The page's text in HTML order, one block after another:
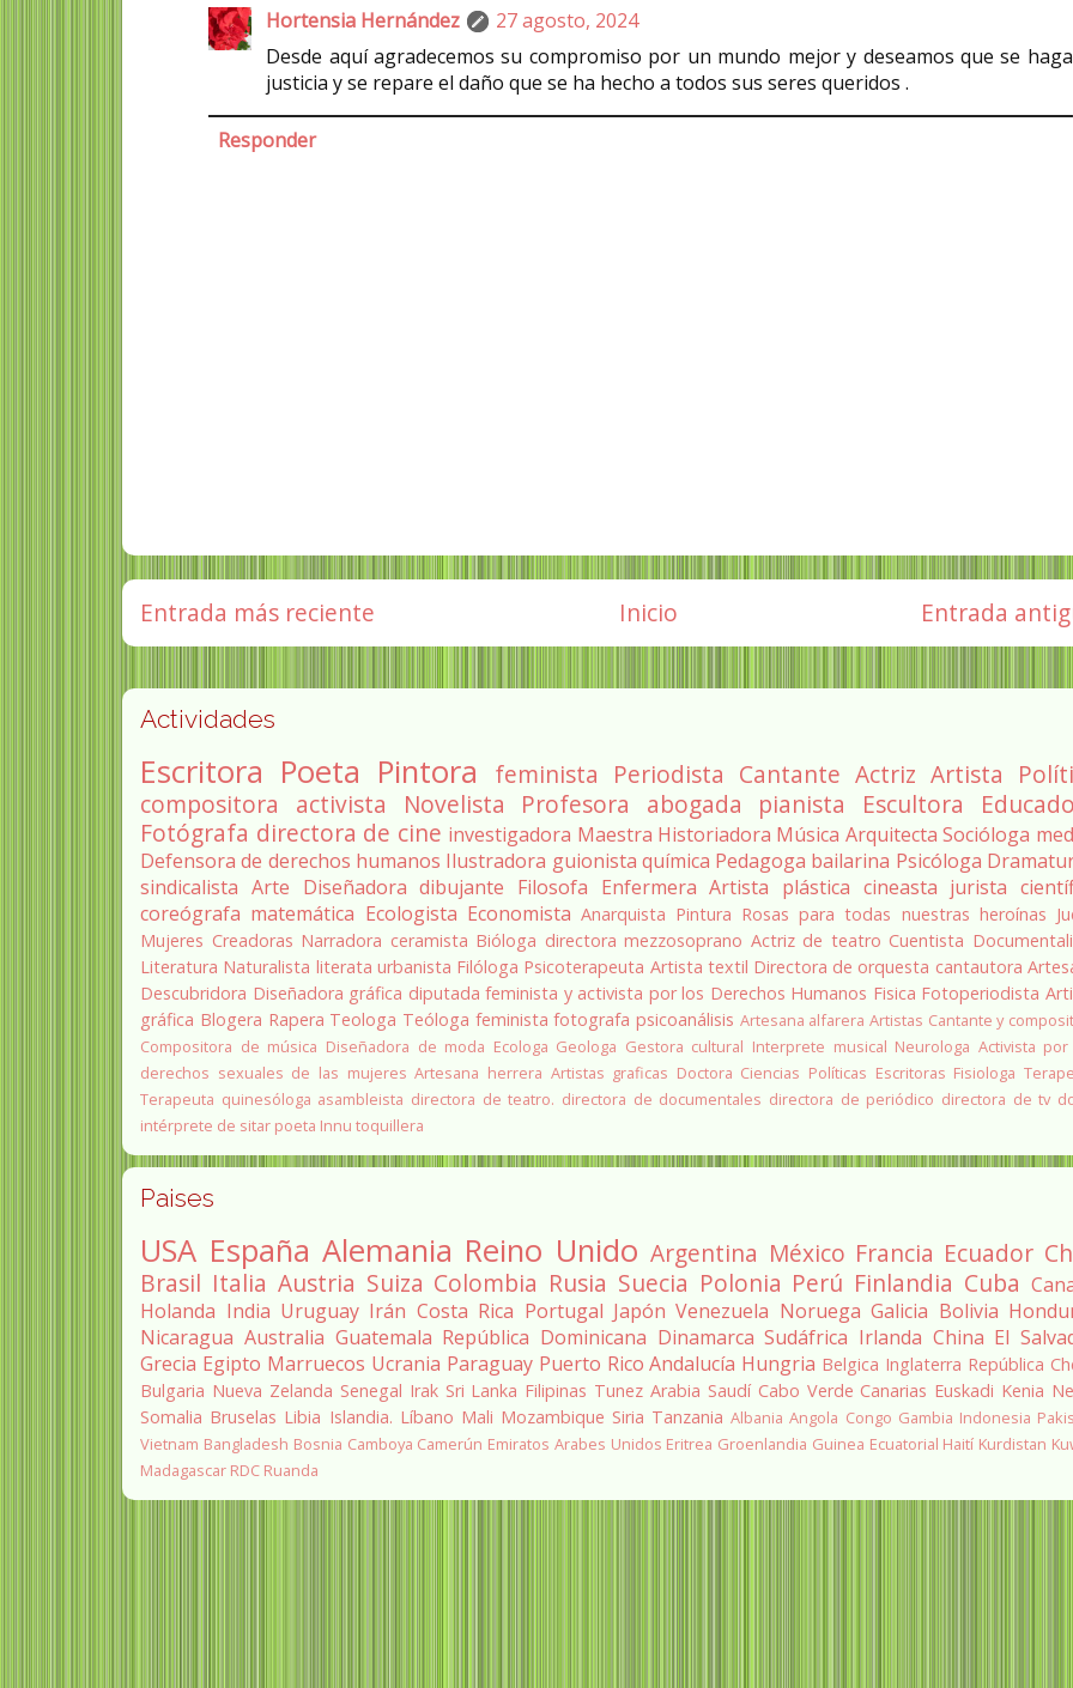
Hortensia Hernández
27 agosto, 2024
Desde aquí agradecemos su compromiso por un mundo mejor y deseamos que se haga
justicia y se repare el daño que se ha hecho a todos sus seres queridos .
Responder
Entrada más reciente Entrada
Inicio
Actividades
Escritora Poeta Pintora feminista Periodista Cantante Actriz Artista
compositora
activista Novelista Profesora abogada pianista Escultora
Fotógrafa directora de cine investigadora Maestra Historiadora Música Arquitecta Socióloga
Defensora de derechos humanos Ilustradora guionista química Pedagoga bailarina Psicóloga
sindicalista Arte Diseñadora dibujante Filosofa Enfermera Artista plástica cineasta jurista
coreógrafa matemática Ecologista Economista Anarquista Pintura Rosas para todas nuestras heroínas
Mujeres Creadoras Narradora ceramista Bióloga directora mezzosoprano Actriz de teatro Cuentista
Literatura Naturalista literata urbanista Filóloga Psicoterapeuta Artista textil Directora de orquesta cantautora
Descubridora Diseñadora gráfica diputada feminista y activista por los Derechos Humanos Fisica Fotoperiodista
gráfica Blogera Rapera Teologa Teóloga feminista fotografa psicoanálisis Artesana alfarera Artistas Cantante y
Compositora de música Diseñadora de moda Ecologa Geologa Gestora cultural Interprete musical Neurologa Activista
derechos sexuales de las mujeres Artesana herrera Artistas graficas Doctora Ciencias Políticas Escritoras Fisiologa
Terapeuta quinesóloga asambleista directora de teatro. directora de documentales directora de periódico directora de tv
intérprete de sitar poeta Innu toquillera
Paises
USA España Alemania Reino Unido Argentina México Francia Ecuador
Brasil Italia Austria Suiza Colombia Rusia Suecia Polonia Perú Finlandia Cuba
Holanda India Uruguay Irán Costa Rica Portugal Japón Venezuela Noruega Galicia Bolivia
Nicaragua Australia Guatemala República Dominicana Dinamarca Sudáfrica Irlanda China El
Grecia Egipto Marruecos Ucrania Paraguay Puerto Rico Andalucía Hungria Belgica Inglaterra República
Bulgaria Nueva Zelanda Senegal Irak Sri Lanka Filipinas Tunez Arabia Saudí Cabo Verde Canarias Euskadi Kenia
Somalia Bruselas Libia Islandia. Líbano Mali Mozambique Siria Tanzania Albania Angola Congo Gambia Indonesia
Vietnam Bangladesh Bosnia Camboya Camerún Emiratos Arabes Unidos Eritrea Groenlandia Guinea Ecuatorial Haití Kurdistan
Madagascar RDC Ruanda